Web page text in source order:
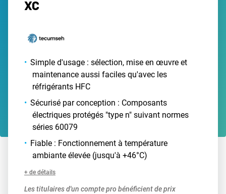
XC
Simple d'usage : sélection, mise en œuvre et
maintenance aussi faciles qu'avec les
réfrigérants HFC
Sécurisé par conception : Composants
électriques protégés "type n" suivant normes
séries 60079
Fiable : Fonctionnement à température
ambiante élevée (jusqu'à +46°C)
+ de détails
Les titulaires d'un compte pro bénéficient de prix